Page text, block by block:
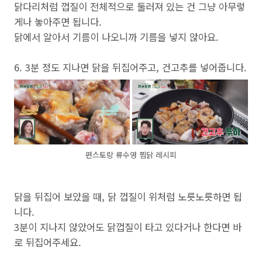
닭다리처럼 껍질이 전체적으로 둘러져 있는 건 그냥 아무렇
게나 놓아주면 됩니다.
닭에서 알아서 기름이 나오니까 기름을 넣지 않아요.
6. 3분 정도 지나면 닭을 뒤집어주고, 건고추를 넣어줍니다.
편스토랑 류수영 찜닭 레시피
닭을 뒤집어 보았을 때, 닭 껍질이 위처럼 노릇노릇하면 됩
니다.
3분이 지나지 않았어도 닭껍질이 타고 있다거나 한다면 바
로 뒤집어주세요.